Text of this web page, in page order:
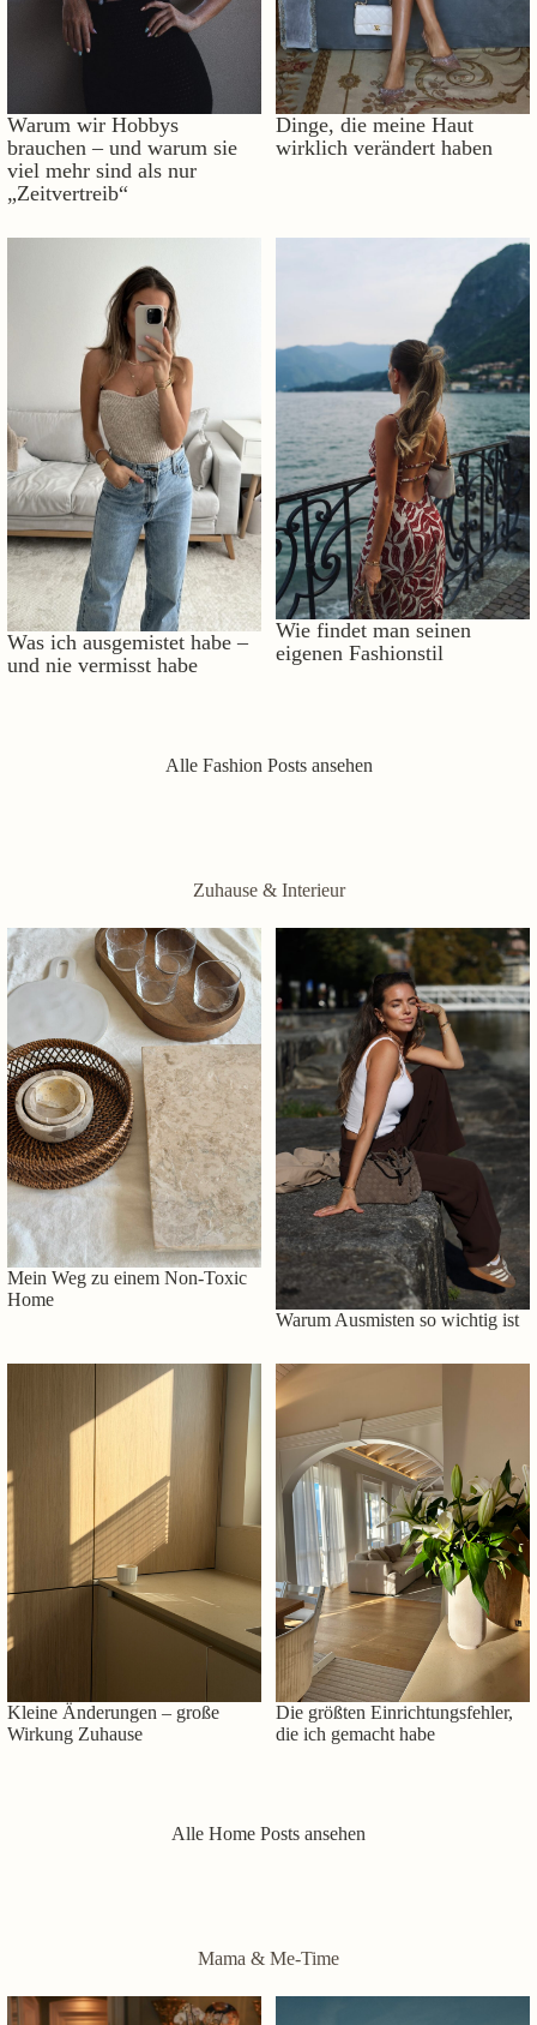
Warum wir Hobbys
brauchen – und warum sie
viel mehr sind als nur
„Zeitvertreib“
Dinge, die meine Haut
wirklich verändert haben
Was ich ausgemistet habe –
und nie vermisst habe
Wie findet man seinen
eigenen Fashionstil
Alle Fashion Posts ansehen
Zuhause & Interieur
Mein Weg zu einem Non-Toxic
Home
Warum Ausmisten so wichtig ist
Kleine Änderungen – große
Wirkung Zuhause
Die größten Einrichtungsfehler,
die ich gemacht habe
Alle Home Posts ansehen
Mama & Me-Time